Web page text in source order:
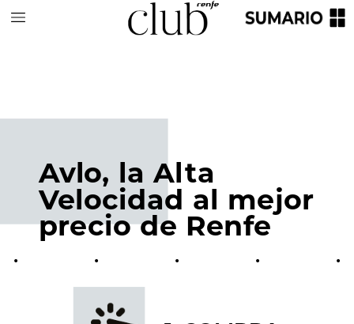
Avlo, la Alta
Velocidad al mejor
precio de Renfe
•
•
•
•
•